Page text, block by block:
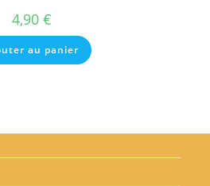
4,90 €
au panier